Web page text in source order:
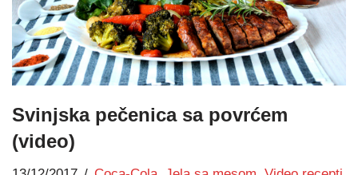
Svinjska pečenica sa povrćem
(video)